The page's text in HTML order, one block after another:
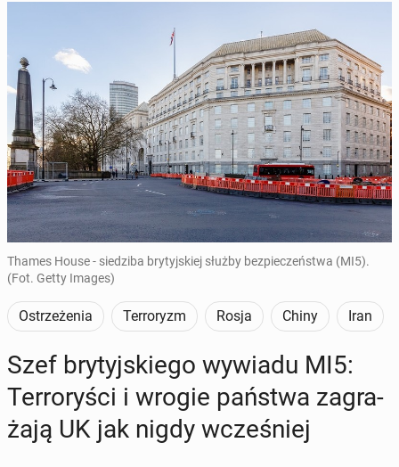
Thames House - siedziba brytyjskiej służby bezpieczeństwa (MI5).
(Fot. Getty Images)
Ostrzeżenia Terroryzm Rosja Chiny Iran
Szef bry­tyj­skie­go wywiadu MI5:
Ter­ro­ry­ści i wrogie państwa za­gra­
ża­ją UK jak nigdy wcze­śniej